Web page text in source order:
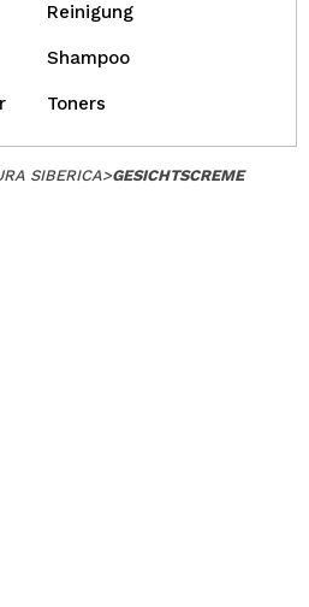
Reinigung
Shampoo
Toners
SIBERICA>GESICHTSCREME